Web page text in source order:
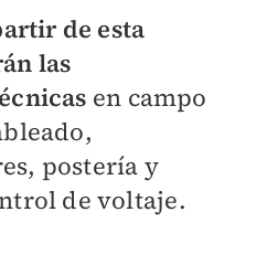
de esta
las
en campo
postería y
de voltaje.